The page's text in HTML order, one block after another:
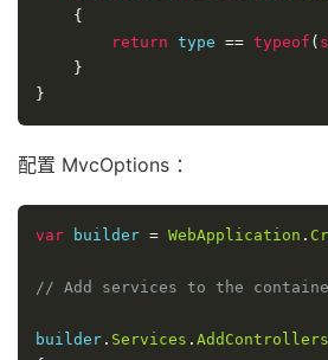
{
return type == typeof (
}
}
配置 MvcOptions ：
var builder = WebApplication .
// Add services to the
builder . Services . AddControllers